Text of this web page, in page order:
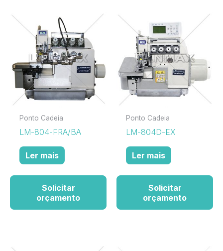
Ponto Cadeia
LM-804-FRA/BA
Ler mais
Solicitar
orçamento
Ponto Cadeia
LM-804D-EX
Ler mais
Solicitar
orçamento